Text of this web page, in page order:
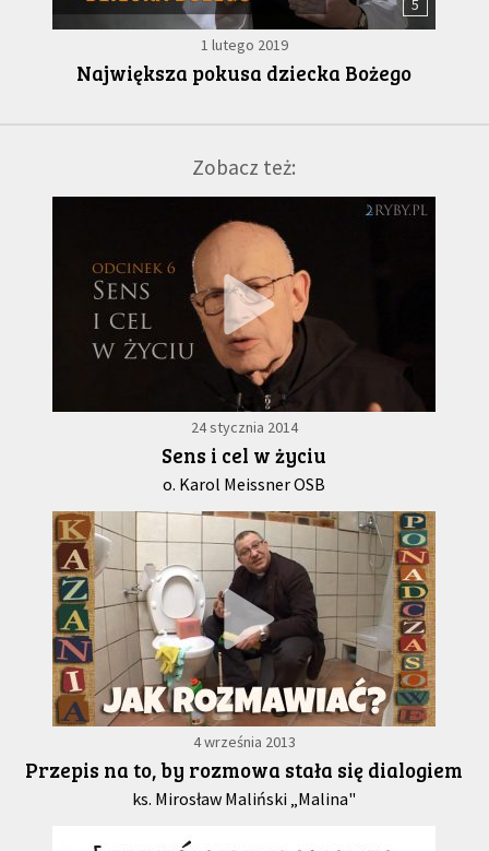
5
1 lutego 2019
Największa pokusa dziecka Bożego
Zobacz też:
24 stycznia 2014
Sens i cel w życiu
o. Karol Meissner OSB
4 września 2013
Przepis na to, by rozmowa stała się dialogiem
ks. Mirosław Maliński „Malina"